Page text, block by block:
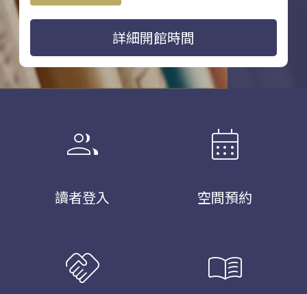
詳細開館時間
group
讀者登入
calendar_month
空間預約
handshake menu_book